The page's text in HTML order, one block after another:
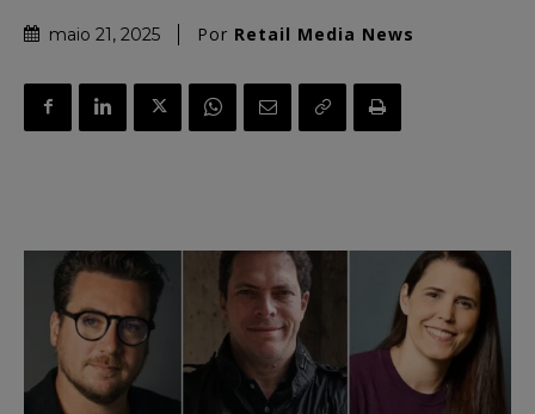
maio 21, 2025 Por Retail Media News